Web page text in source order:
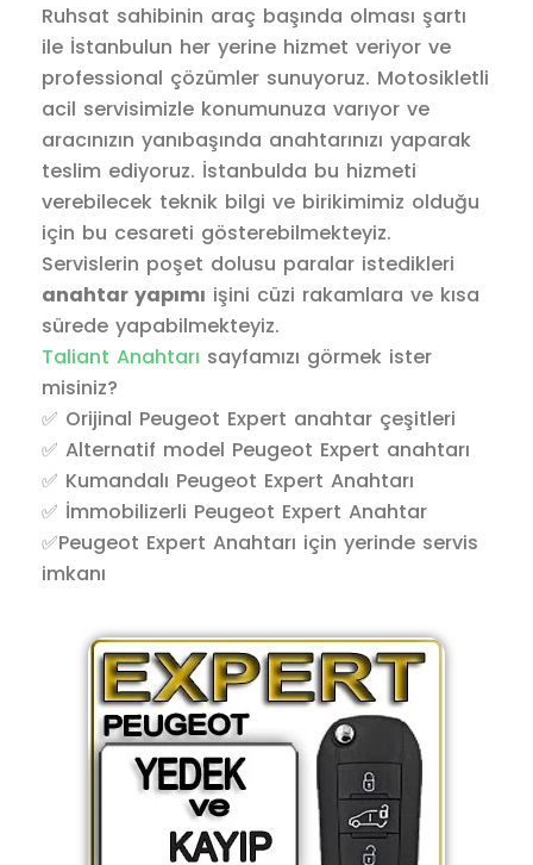
Ruhsat sahibinin araç başında olması şartı
ile İstanbulun her yerine hizmet veriyor ve
professional çözümler sunuyoruz. Motosikletli
acil servisimizle konumunuza varıyor ve
aracınızın yanıbaşında anahtarınızı yaparak
teslim ediyoruz. İstanbulda bu hizmeti
verebilecek teknik bilgi ve birikimimiz olduğu
için bu cesareti gösterebilmekteyiz.
Servislerin poşet dolusu paralar istedikleri
anahtar yapımı işini cüzi rakamlara ve kısa
sürede yapabilmekteyiz.
Taliant Anahtarı sayfamızı görmek ister
misiniz?
✅ Orijinal Peugeot Expert anahtar çeşitleri
✅ Alternatif model Peugeot Expert anahtarı
✅ Kumandalı Peugeot Expert Anahtarı
✅ İmmobilizerli Peugeot Expert Anahtar
✅Peugeot Expert Anahtarı için yerinde servis
imkanı